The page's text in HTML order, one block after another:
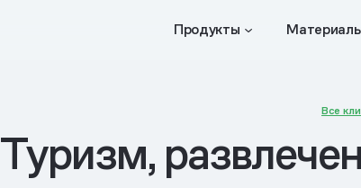
Продукты
Все
Туризм,